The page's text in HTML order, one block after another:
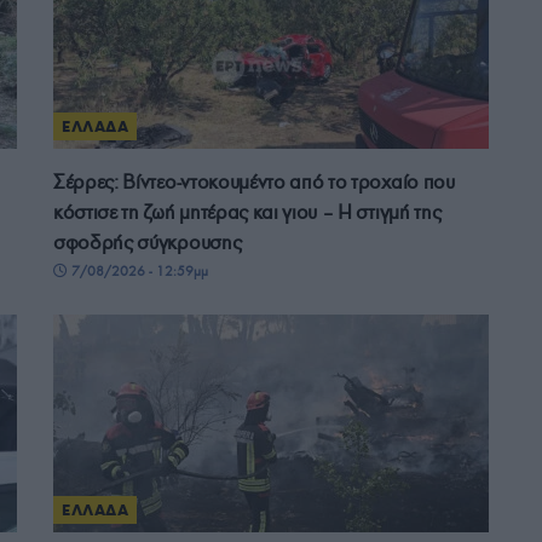
ΕΛΛΑΔΑ
Σέρρες: Βίντεο-ντοκουμέντο από το τροχαίο που
κόστισε τη ζωή μητέρας και γιου – Η στιγμή της
σφοδρής σύγκρουσης
7/08/2026 - 12:59μμ
ΕΛΛΑΔΑ